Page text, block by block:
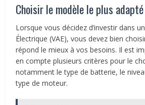
Choisir le modèle le plus
Lorsque vous décidez d’investir dans
Électrique (VAE), vous devez bien
répond le mieux à vos besoins. Il est
en compte plusieurs critères pour le
notamment le type de batterie, le
type de moteur.